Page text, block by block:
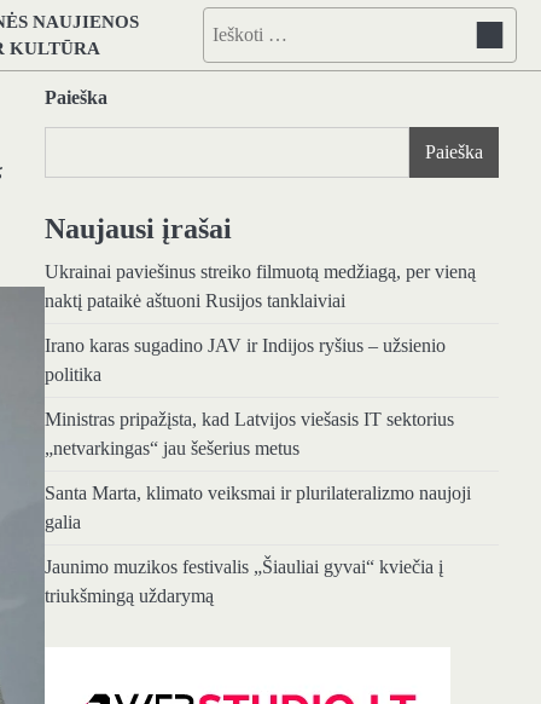
NAUJIENOS
KULTŪRA
Ieškoti:
Paieška
Paieška
Naujausi įrašai
Ukrainai paviešinus streiko filmuotą medžiagą, per vieną
naktį pataikė aštuoni Rusijos tanklaiviai
Irano karas sugadino JAV ir Indijos ryšius – užsienio
politika
Ministras pripažįsta, kad Latvijos viešasis IT sektorius
„netvarkingas“ jau šešerius metus
Santa Marta, klimato veiksmai ir plurilateralizmo naujoji
galia
Jaunimo muzikos festivalis „Šiauliai gyvai“ kviečia į
triukšmingą uždarymą